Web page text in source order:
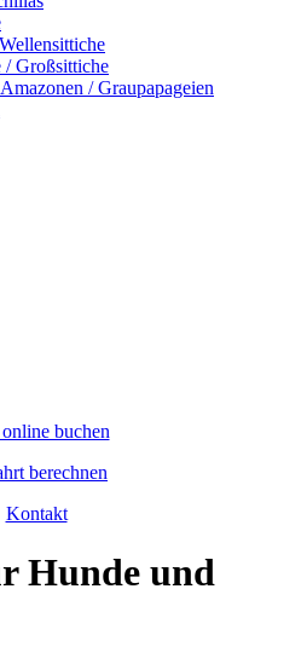
/ Großsittiche
/ Graupapageien
online buchen
berechnen
Kontakt
Hunde und